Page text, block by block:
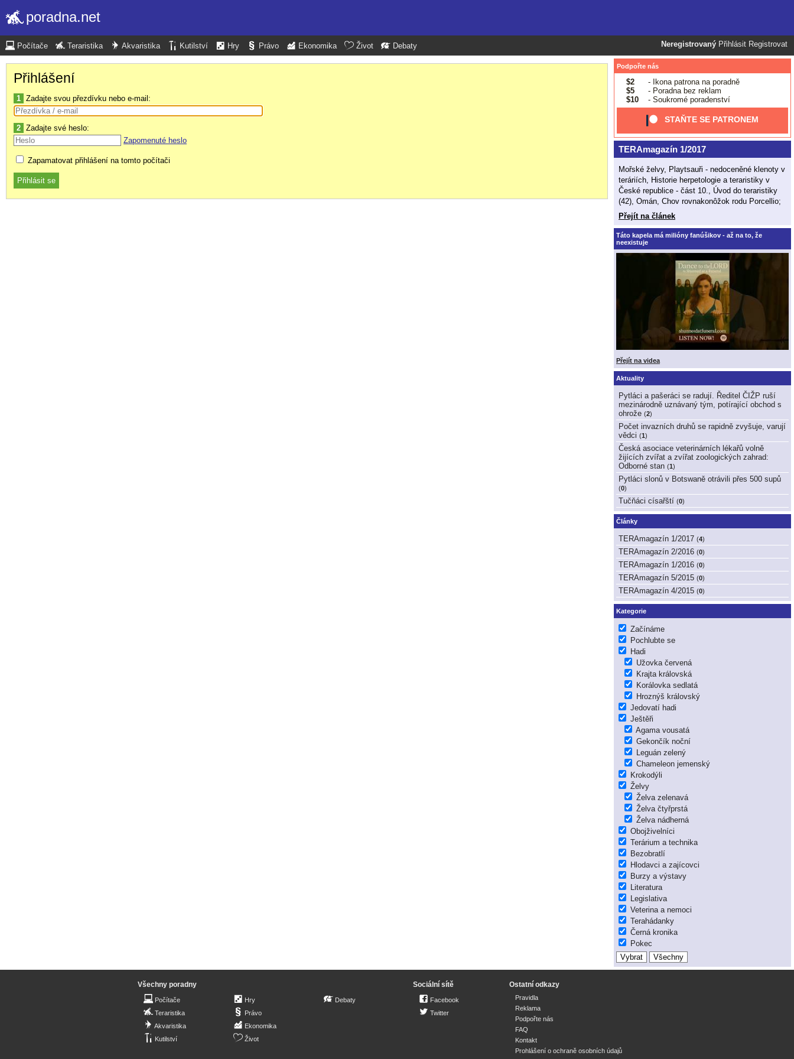
poradna.net
Neregistrovaný Přihlásit Registrovat
Počítače Teraristika Akvaristika Kutilství Hry Právo Ekonomika Život Debaty
Přihlášení
1 Zadajte svou přezdívku nebo e-mail:
2 Zadajte své heslo:
Zapomenuté heslo
Zapamatovat přihlášení na tomto počítači
Podpořte nás
$2
- Ikona patrona na poradně
$5
- Poradna bez reklam
$10
- Soukromé poradenství
STAŇTE SE PATRONEM
TERAmagazín 1/2017
Mořské želvy, Playtsauři - nedoceněné klenoty v
teráriích, Historie herpetologie a teraristiky v
České republice - část 10., Úvod do teraristiky
(42), Omán, Chov rovnakonôžok rodu Porcellio;
Přejít na článek
Táto kapela má milióny fanúšikov - až na to, že
neexistuje
Přejít na videa
Aktuality
Pytláci a pašeráci se radují. Ředitel ČIŽP ruší
mezinárodně uznávaný tým, potírající obchod s
ohrože (2)
Počet invazních druhů se rapidně zvyšuje, varují
vědci (1)
Česká asociace veterinárních lékařů volně
žijících zvířat a zvířat zoologických zahrad:
Odborné stan (1)
Pytláci slonů v Botswaně otrávili přes 500 supů
(0)
Tučňáci císařští (0)
Články
TERAmagazín 1/2017 (4)
TERAmagazín 2/2016 (0)
TERAmagazín 1/2016 (0)
TERAmagazín 5/2015 (0)
TERAmagazín 4/2015 (0)
Kategorie
Začínáme
Pochlubte se
Hadi
Užovka červená
Krajta královská
Korálovka sedlatá
Hroznýš královský
Jedovatí hadi
Ještěři
Agama vousatá
Gekončík noční
Leguán zelený
Chameleon jemenský
Krokodýli
Želvy
Želva zelenavá
Želva čtyřprstá
Želva nádherná
Obojživelníci
Terárium a technika
Bezobratlí
Hlodavci a zajícovci
Burzy a výstavy
Literatura
Legislativa
Veterina a nemoci
Terahádanky
Černá kronika
Pokec
Všechny poradny
Počítače
Teraristika
Akvaristika
Kutilství
Hry
Právo
Ekonomika
Život
Debaty
Sociální sítě
Facebook
Twitter
Ostatní odkazy
Pravidla
Reklama
Podpořte nás
FAQ
Kontakt
Prohlášení o ochraně osobních údajů